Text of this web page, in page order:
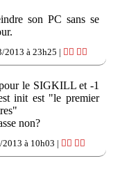
son PC sans se
2013 à 23h25 | 👍🏽 👎🏽
le SIGKILL et -1
init est "le premier
non?
à 10h03 | 👍🏽 👎🏽